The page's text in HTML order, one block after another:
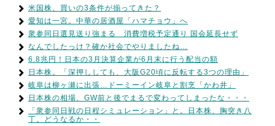
米国株、買いの3条件が揃ってきた？
愛知は一宮。中華の居酒屋「ハマチョウ」へ
衆参同日選見送り強まる 消費増税予定通り 国会延長せず
なんでしたっけ？確か社会でやりましたね…
6.8兆円！日本の3月決算企業が6月末に行う配当の額
日本株。「深押ししても、大阪G20頃に反転する3つの理由」
岐阜は柳ヶ瀬に出張…ドーミーイン岐阜と割烹「かわ井」
日本株の相場、GW前と後でまるで変わってしまったな・・・
「衆参同日戦の日程シミュレーション」と。日本株、胸突き八
丁。どうなるか・・